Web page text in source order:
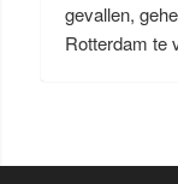
gevallen,
Rotterdam te